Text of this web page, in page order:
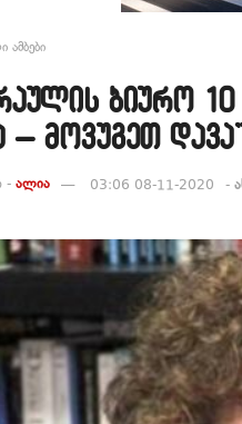
ამბები
ბიურო
– მოვუგეთ
- ალია 03:06 08-11-2020 -